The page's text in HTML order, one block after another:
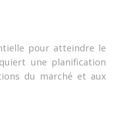
pour atteindre le
une planification
du marché et aux